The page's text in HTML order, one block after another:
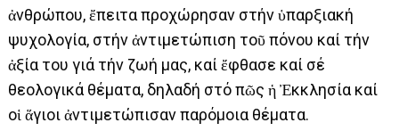
ἀνθρώπου, ἔπειτα προχώρησαν στήν ὑπαρξιακή
ψυχολογία, στήν ἀντιμετώπιση τοῦ πόνου καί τήν
ἀξία του γιά τήν ζωή μας, καί ἔφθασε καί σέ
θεολογικά θέματα, δηλαδή στό πῶς ἡ Ἐκκλησία καί
οἱ ἅγιοι ἀντιμετώπισαν παρόμοια θέματα.